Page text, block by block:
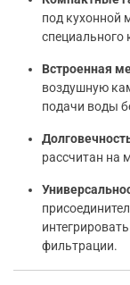
под кухонной
специального
Встроенная
воздушную
подачи воды
рассчитан на
фильтрации.